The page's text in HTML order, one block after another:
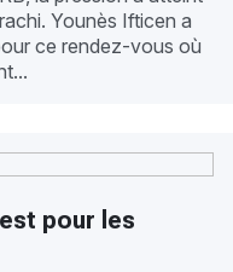
Younès Ifticen a
ce rendez-vous où
pour les